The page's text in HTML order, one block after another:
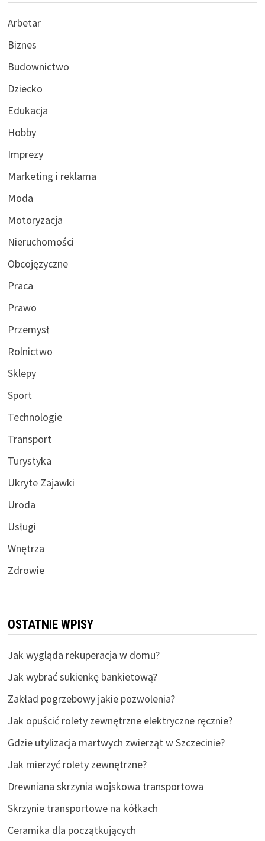
Arbetar
Biznes
Budownictwo
Dziecko
Edukacja
Hobby
Imprezy
Marketing i reklama
Moda
Motoryzacja
Nieruchomości
Obcojęzyczne
Praca
Prawo
Przemysł
Rolnictwo
Sklepy
Sport
Technologie
Transport
Turystyka
Ukryte Zajawki
Uroda
Usługi
Wnętrza
Zdrowie
OSTATNIE WPISY
Jak wygląda rekuperacja w domu?
Jak wybrać sukienkę bankietową?
Zakład pogrzebowy jakie pozwolenia?
Jak opuścić rolety zewnętrzne elektryczne ręcznie?
Gdzie utylizacja martwych zwierząt w Szczecinie?
Jak mierzyć rolety zewnętrzne?
Drewniana skrzynia wojskowa transportowa
Skrzynie transportowe na kółkach
Ceramika dla początkujących